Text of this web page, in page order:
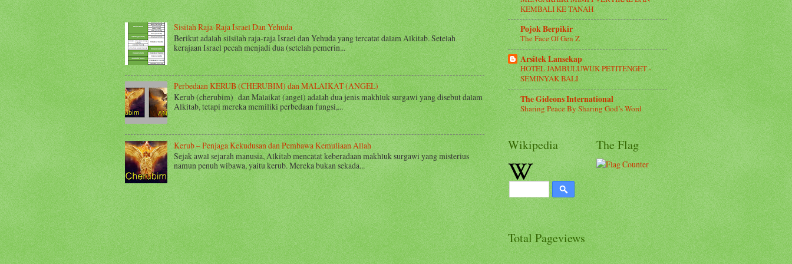
Sisilah Raja-Raja Israel Dan Yehuda
Berikut adalah silsilah raja-raja Israel dan Yehuda yang tercatat dalam Alkitab. Setelah
kerajaan Israel pecah menjadi dua (setelah pemerin...
Perbedaan KERUB (CHERUBIM) dan MALAIKAT (ANGEL)
Kerub (cherubim) dan Malaikat (angel) adalah dua jenis makhluk surgawi yang disebut dalam
Alkitab, tetapi mereka memiliki perbedaan fungsi,...
Kerub – Penjaga Kekudusan dan Pembawa Kemuliaan Allah
Sejak awal sejarah manusia, Alkitab mencatat keberadaan makhluk surgawi yang misterius
namun penuh wibawa, yaitu kerub. Mereka bukan sekada...
KEMBALI KE TANAH
Pojok Berpikir
The Face Of Gen Z
Arsitek Lansekap
HOTEL JAMBULUWUK PETITENGET -
SEMINYAK BALI
The Gideons International
Sharing Peace By Sharing God’s Word
Wikipedia The Flag
Total Pageviews